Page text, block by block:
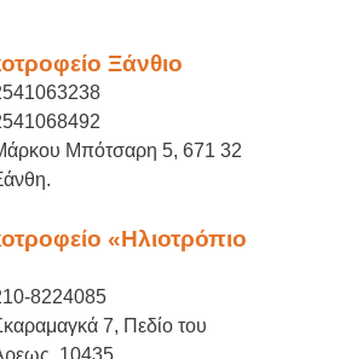
Ξάνθιο
Μπότσαρη 5, 671 32
«Ηλιοτρόπιο
8224085
7, Πεδίο του
10435